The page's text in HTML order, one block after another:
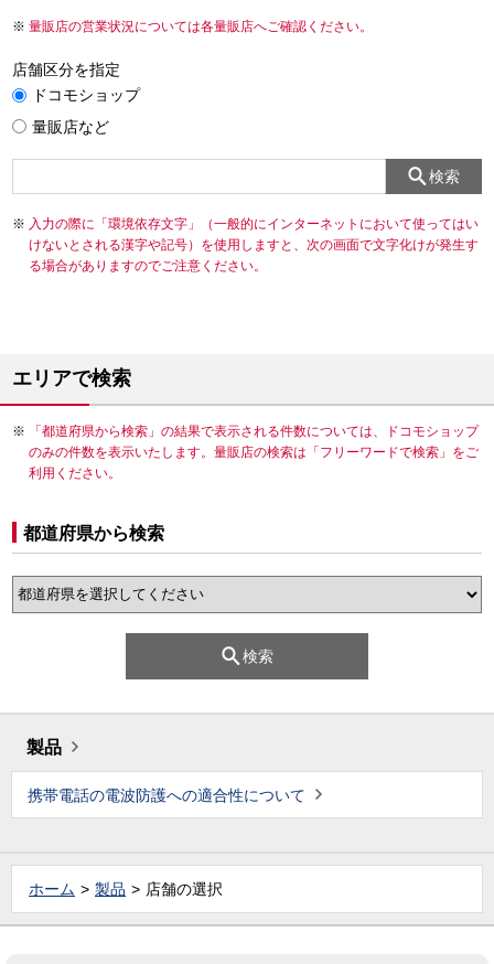
量販店の営業状況については各量販店へご確認ください。
店舗区分を指定
ドコモショップ
量販店など
検索
入力の際に「環境依存文字」（一般的にインターネットにおいて使ってはい
けないとされる漢字や記号）を使用しますと、次の画面で文字化けが発生す
る場合がありますのでご注意ください。
エリアで検索
「都道府県から検索」の結果で表示される件数については、ドコモショップ
のみの件数を表示いたします。量販店の検索は「フリーワードで検索」をご
利用ください。
都道府県から検索
検索
製品
携帯電話の電波防護への適合性について
ホーム 製品 店舗の選択